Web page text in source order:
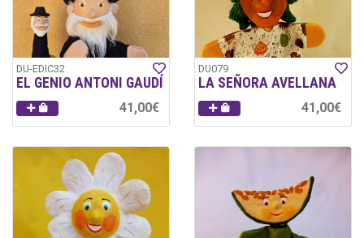
DU-EDIC32
EL GENIO ANTONI GAUDÍ
41,00€
DU079
LA SEÑORA AVELLANA
41,00€